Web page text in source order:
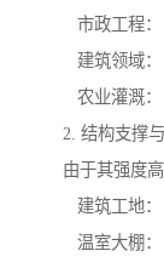
市政工程：
建筑领域：
农业灌溉：
2. 结构支撑
由于其强度
建筑工地：
温室大棚：